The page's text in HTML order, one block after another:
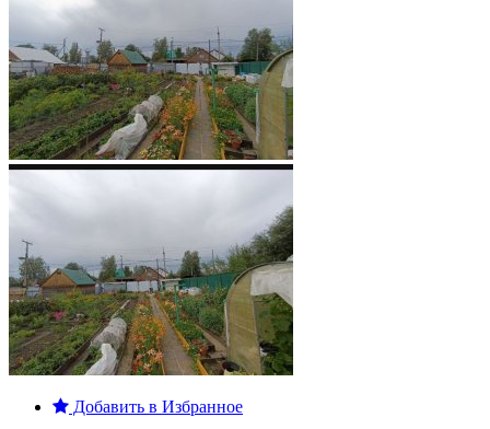
Добавить в Избранное